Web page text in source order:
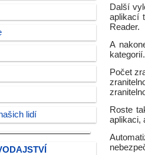
lidí
Další
aplikací
Reader.
A
kategorií.
Počet
Roste
aplikaci,